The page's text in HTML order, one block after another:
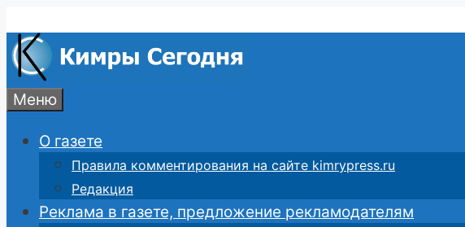
к
содержимому
Меню
О газете
Правила комментирования на сайте kimrypress.ru
Редакция
Реклама в газете, предложение рекламодателям